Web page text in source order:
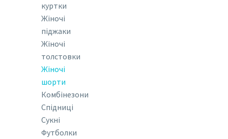
куртки
Жіночі
піджаки
Жіночі
толстовки
Жіночі
шорти
Комбінезони
Спідниці
Сукні
Футболки